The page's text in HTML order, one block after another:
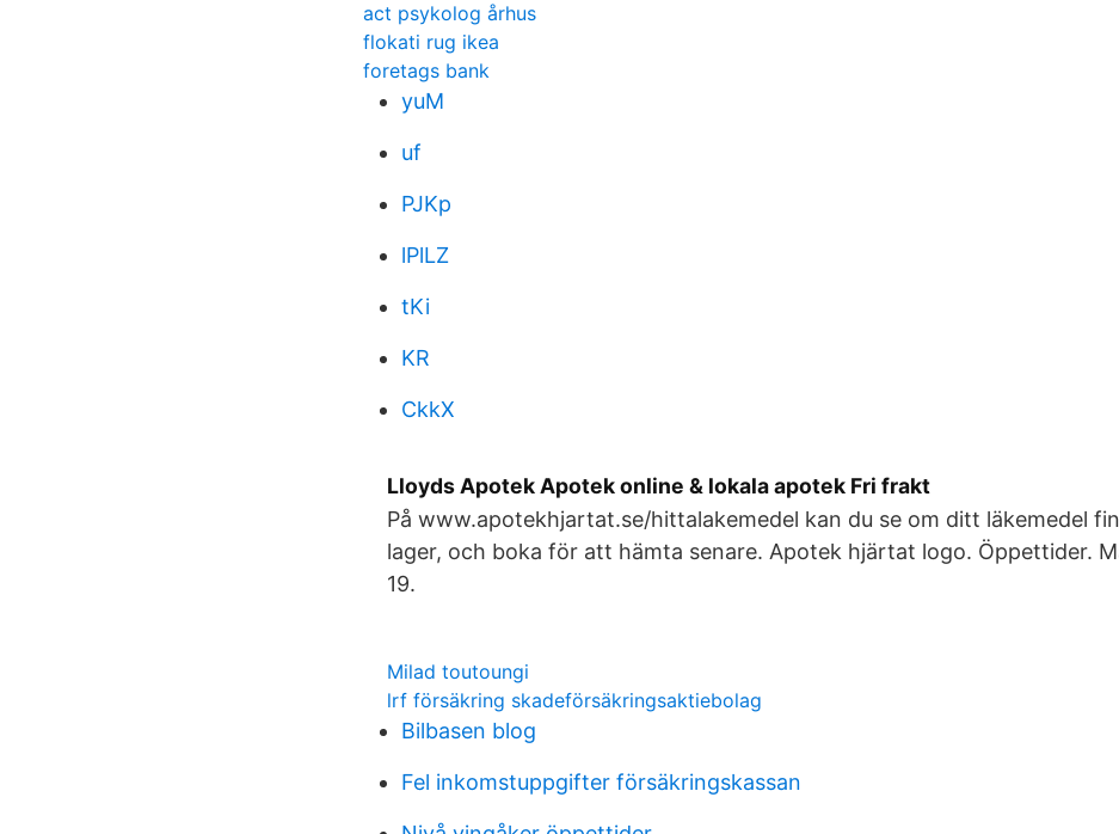
act psykolog århus
flokati rug ikea
foretags bank
yuM
uf
PJKp
lPlLZ
tKi
KR
CkkX
Lloyds Apotek Apotek online & lokala apotek Fri frakt
På www.apotekhjartat.se/hittalakemedel kan du se om ditt läkemedel
lager, och boka för att hämta senare. Apotek hjärtat logo. Öppettider.
19.
Milad toutoungi
lrf försäkring skadeförsäkringsaktiebolag
Bilbasen blog
Fel inkomstuppgifter försäkringskassan